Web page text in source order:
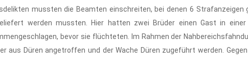
mussten die Beamten einschreiten, bei denen 6
werden mussten. Hier hatten zwei Brüder einen Gast in
bevor sie flüchteten. Im Rahmen der
aus Düren angetroffen und der Wache Düren zugeführt werden.